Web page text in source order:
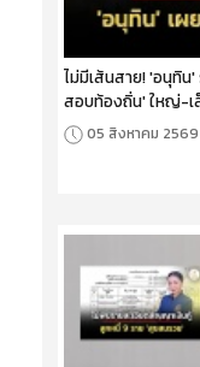
ไม่มีเส้นสาย! 'อนุทิ
สอบท้องถิ่น' ใหญ่-เ
05 สิงหาคม 2569